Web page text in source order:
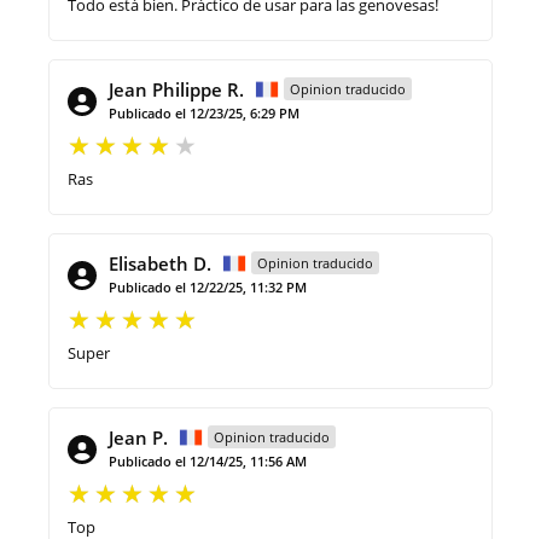
Todo está bien. Práctico de usar para las genovesas!
Jean Philippe R.
Opinion traducido
Publicado el 12/23/25, 6:29 PM
Ras
Elisabeth D.
Opinion traducido
Publicado el 12/22/25, 11:32 PM
Super
Jean P.
Opinion traducido
Publicado el 12/14/25, 11:56 AM
Top